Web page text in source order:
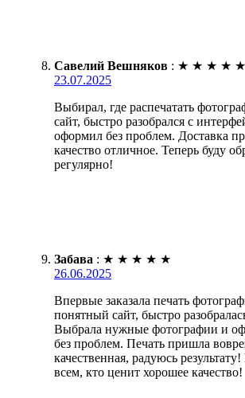
Савелий Вешняков : ★ ★ ★ ★ ★
23.07.2025
Выбирал, где распечатать
сайт, быстро разобрался с
оформил без проблем. Доставка
качество отличное. Теперь буду
регулярно!
Забава : ★ ★ ★ ★ ★
26.06.2025
Впервые заказала печать
понятный сайт, быстро
Выбрала нужные фотографии и
без проблем. Печать пришла
качественная, радуюсь
всем, кто ценит хорошее качество!